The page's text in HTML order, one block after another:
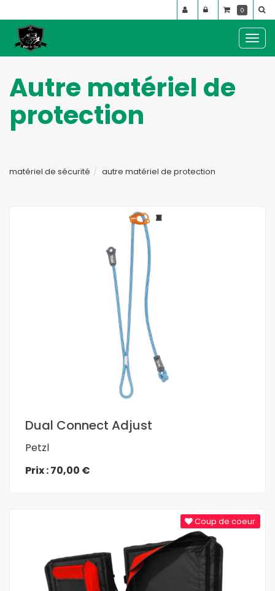
le
Autre matériel de
protection
matériel de sécurité autre matériel de protection
Dual Connect Adjust
Petzl
Prix : 70,00 €
En savoir plus
Coup de coeur
0